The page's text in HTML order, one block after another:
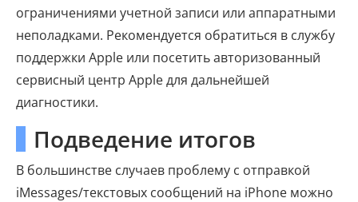
ограничениями учетной записи или аппаратными
неполадками. Рекомендуется обратиться в службу
поддержки Apple или посетить авторизованный
сервисный центр Apple для дальнейшей
диагностики.
Подведение итогов
В большинстве случаев проблему с отправкой
iMessages/текстовых сообщений на iPhone можно